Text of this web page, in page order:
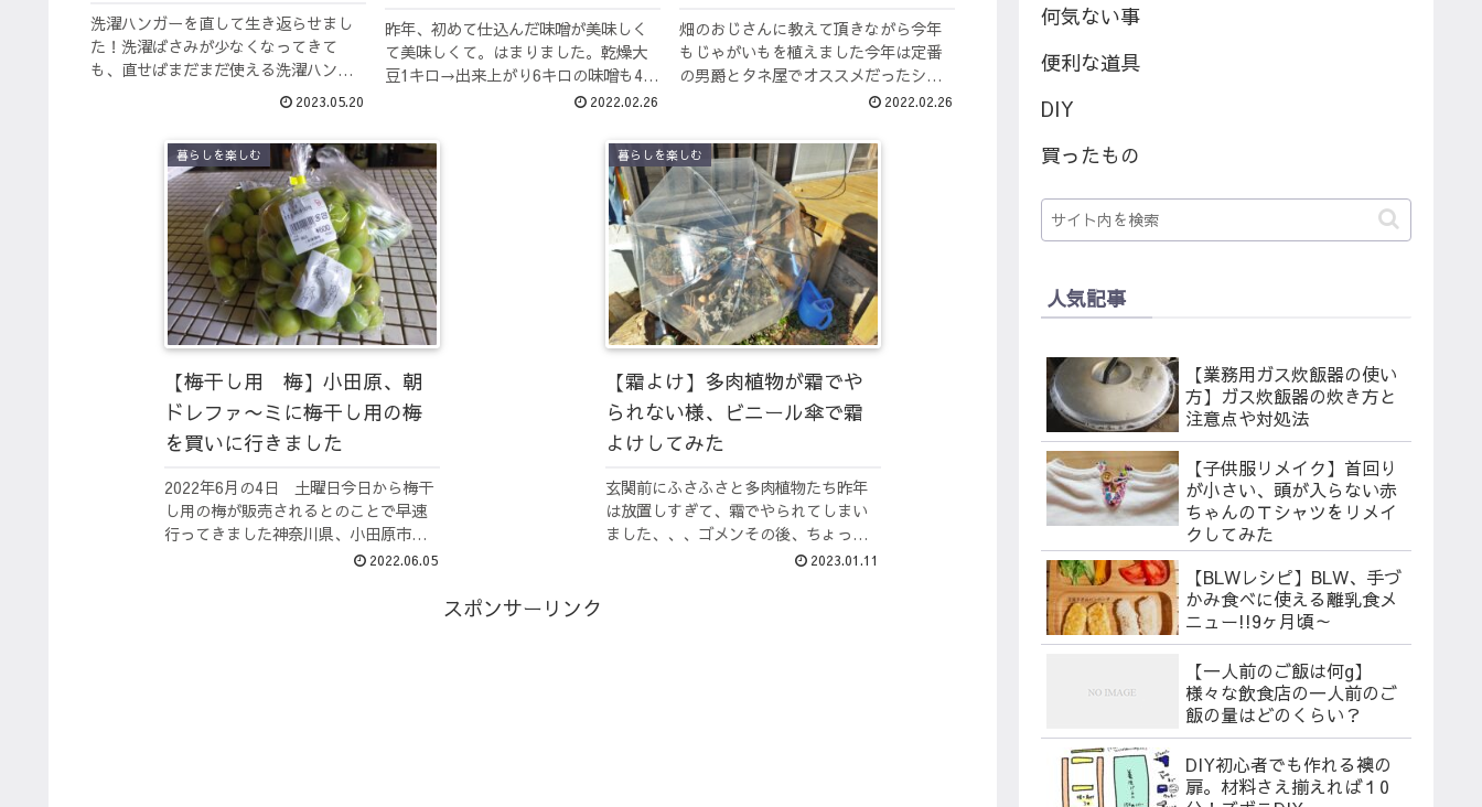
洗濯ハンガーを直して生き返らせまし
た！洗濯ばさみが少なくなってきて
も、直せばまだまだ使える洗濯ハンガ
2023.05.20
昨年、初めて仕込んだ味噌が美味しく
て美味しくて。はまりました。乾燥大
豆1キロ→出来上がり6キロの味噌も4ヶ
月ほどで使い終わりそうなので今年は
ます！今年も、もちろん津久井在来大
豆2月上旬、神奈川県厚木、...
2022.02.26
畑のおじさんに教えて頂きながら今年
もじゃがいもを植えました今年は定番
の男爵とタネ屋でオススメだったシン
シア、キタカムイ計3キロお店に並ばな
いところですねどんなお味か、楽しみ
です昨年は変り種じゃがいもが近所
の...
2022.02.26
暮らしを楽しむ
【梅干し用 梅】小田原、朝
ドレファ〜ミに梅干し用の梅
を買いに行きました
2022年6月の4日 土曜日今日から梅干
し用の梅が販売されるとのことで早速
行ってきました神奈川県、小田原市の
朝ドレファ〜ミ12:30到着売り切れ寸前
2022.06.05
暮らしを楽しむ
【霜よけ】多肉植物が霜でや
られない様、ビニール傘で霜
よけしてみた
玄関前にふさふさと多肉植物たち昨年
は放置しすぎて、霜でやられてしまい
ました、、、ゴメンその後、ちょっと
づつ復活し始め、ここまでなりました
2023.01.11
スポンサーリンク
何気ない事
便利な道具
DIY
買ったもの
人気記事
【業務用ガス炊飯器の使い
方】ガス炊飯器の炊き方と
注意点や対処法
【子供服リメイク】首回り
が小さい、頭が入らない赤
ちゃんのＴシャツをリメイ
クしてみた
【BLWレシピ】BLW、手づ
かみ食べに使える離乳食メ
ニュー!!9ヶ月頃～
【一人前のご飯は何g】
様々な飲食店の一人前のご
飯の量はどのくらい？
DIY初心者でも作れる襖の
扉。材料さえ揃えれば１0